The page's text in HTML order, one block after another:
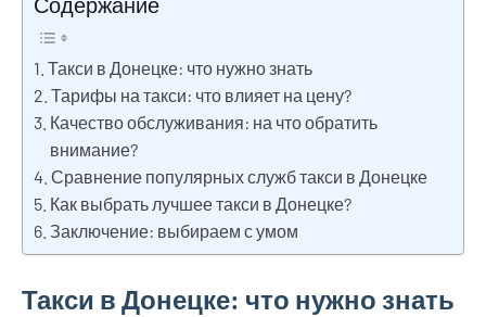
Такси в Донецке: что нужно знать
Тарифы на такси: что влияет на цену?
Качество обслуживания: на что обратить
внимание?
Сравнение популярных служб такси в Донецке
Как выбрать лучшее такси в Донецке?
Заключение: выбираем с умом
Такси в Донецке: что нужно знать